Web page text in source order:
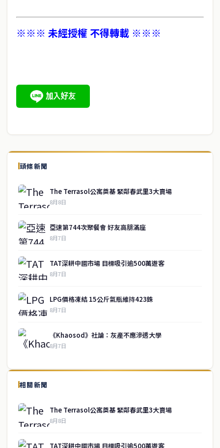
※※※ 未經授權 不得轉載 ※※※
頭條新聞
The Terrasol公寓奠基 緊鄰春武里3大賣場
8月8日
亞速第744次聚餐會 好友高朋滿座
8月7日
TAT深耕中國市場 目標吸引逾500萬遊客
8月7日
LPG價格凍結 15公斤氣瓶維持423銖
8月7日
《Khaosod》社論：灰產不應滲透大學
8月7日
相關新聞
The Terrasol公寓奠基 緊鄰春武里3大賣場
8月8日
TAT深耕中國市場 目標吸引逾500萬遊客
泰國中文新聞（TCN）是一家總部設於曼谷的中文新聞媒體，致力於
報導泰國當地政治、經濟、華人社群與社會時事，為在泰華人讀者提
供即時、客觀、多元的中文新聞內容。
service@thaichinesenews.com ↑ 回到頂端